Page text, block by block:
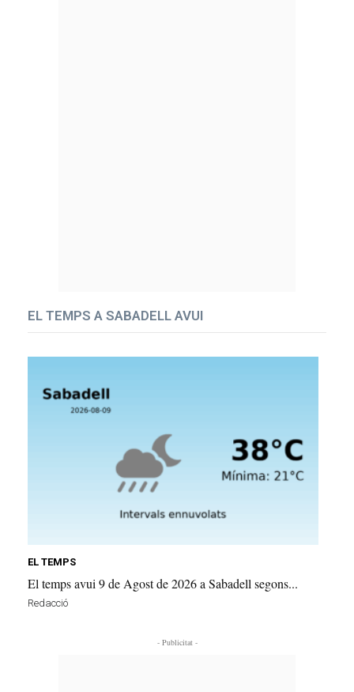
EL TEMPS A SABADELL AVUI
EL TEMPS
El temps avui 9 de Agost de 2026 a Sabadell segons...
Redacció
- Publicitat -